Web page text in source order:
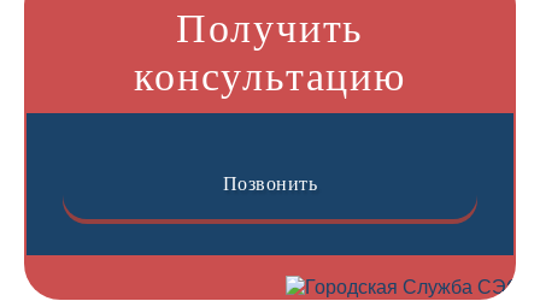
Получить
консультацию
Позвонить